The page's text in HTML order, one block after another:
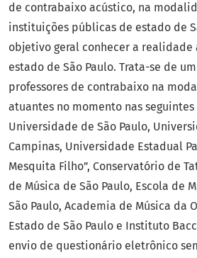
de contrabaixo acústico, na
instituições públicas de estado de
objetivo geral conhecer a realidade
estado de São Paulo. Trata-se de
professores de contrabaixo na
atuantes no momento nas
Universidade de São Paulo,
Campinas, Universidade Estadual
Mesquita Filho”, Conservatório de
de Música de São Paulo, Escola de
São Paulo, Academia de Música da
Estado de São Paulo e Instituto
envio de questionário eletrônico